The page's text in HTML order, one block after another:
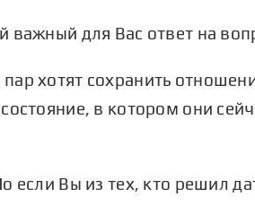
важный для Вас ответ на
хотят сохранить
в котором они
если Вы из тех, кто решил